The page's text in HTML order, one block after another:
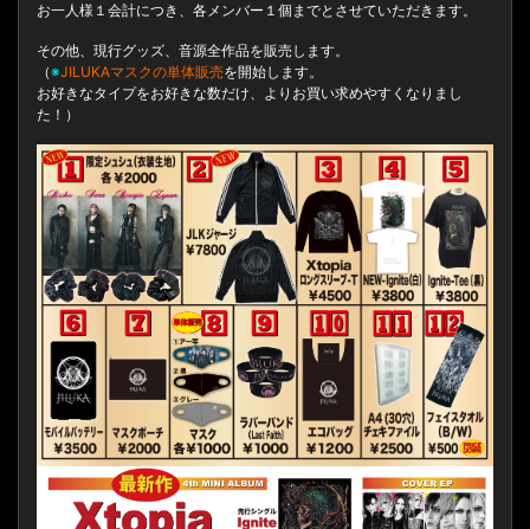
お一人様１会計につき、各メンバー１個までとさせていただきます。
その他、現行グッズ、音源全作品を販売します。
（※JILUKAマスクの単体販売を開始します。
お好きなタイプをお好きな数だけ、よりお買い求めやすくなりまし
た！）